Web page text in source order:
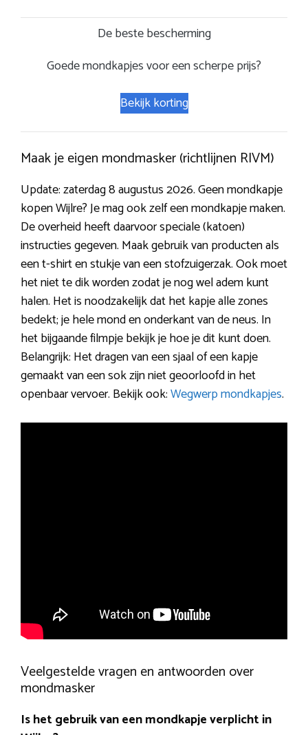
De beste bescherming
Goede mondkapjes voor een scherpe prijs?
Bekijk korting
Maak je eigen mondmasker (richtlijnen RIVM)
Update: zaterdag 8 augustus 2026. Geen mondkapje
kopen Wijlre? Je mag ook zelf een mondkapje maken.
De overheid heeft daarvoor speciale (katoen)
instructies gegeven. Maak gebruik van producten als
een t-shirt en stukje van een stofzuigerzak. Ook moet
het niet te dik worden zodat je nog wel adem kunt
halen. Het is noodzakelijk dat het kapje alle zones
bedekt; je hele mond en onderkant van de neus. In
het bijgaande filmpje bekijk je hoe je dit kunt doen.
Belangrijk: Het dragen van een sjaal of een kapje
gemaakt van een sok zijn niet geoorloofd in het
openbaar vervoer. Bekijk ook:Wegwerp mondkapjes.
Veelgestelde vragen en antwoorden over
mondmasker
Is het gebruik van een mondkapje verplicht in